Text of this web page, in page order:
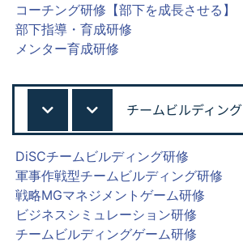
コーチング研修【部下を成長させる】
部下指導・育成研修
メンター育成研修
チームビルディング
DiSCチームビルディング研修
軍事作戦型チームビルディング研修
戦略MGマネジメントゲーム研修
ビジネスシミュレーション研修
チームビルディングゲーム研修